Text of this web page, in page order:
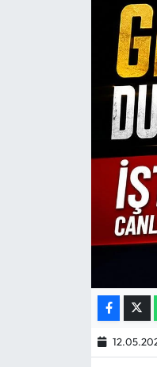
Mektup Galeri
Karikatür Galeri
Spor Yazıları
Mektup Galeri